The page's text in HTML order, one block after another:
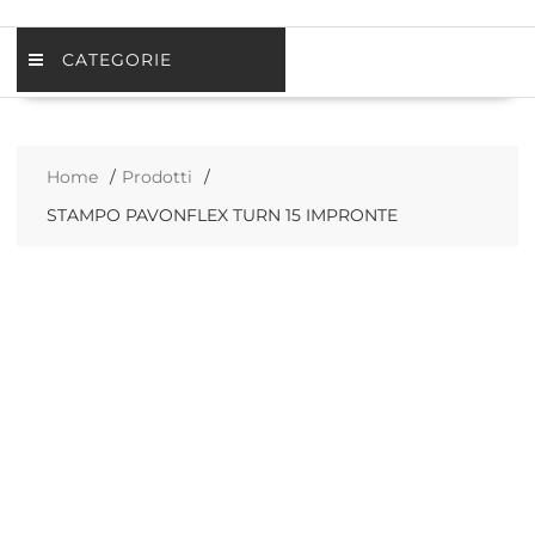
CATEGORIE
Home
Prodotti
STAMPO PAVONFLEX TURN 15 IMPRONTE